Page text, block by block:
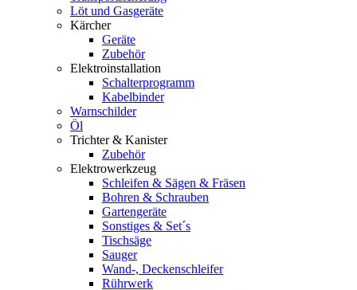
Löt und Gasgeräte
Kärcher
Geräte
Zubehör
Elektroinstallation
Schalterprogramm
Kabelbinder
Warnschilder
Öl
Trichter & Kanister
Zubehör
Elektrowerkzeug
Schleifen & Sägen & Fräsen
Bohren & Schrauben
Gartengeräte
Sonstiges & Set´s
Tischsäge
Sauger
Wand-, Deckenschleifer
Rührwerk